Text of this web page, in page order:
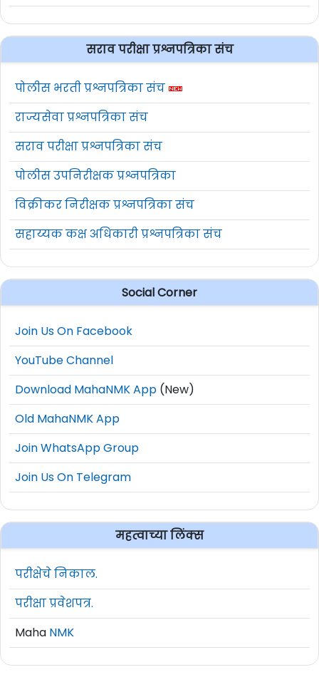
सराव परीक्षा प्रश्नपत्रिका संच
पोलीस भरती प्रश्नपत्रिका संच
राज्यसेवा प्रश्नपत्रिका संच
सराव परीक्षा प्रश्नपत्रिका संच
पोलीस उपनिरीक्षक प्रश्नपत्रिका
विक्रीकर निरीक्षक प्रश्नपत्रिका संच
सहाय्यक कक्ष अधिकारी प्रश्नपत्रिका संच
Social Corner
Join Us On Facebook
YouTube Channel
Download MahaNMK App (New)
Old MahaNMK App
Join WhatsApp Group
Join Us On Telegram
महत्वाच्या लिंक्स
परीक्षेचे निकाल.
परीक्षा प्रवेशपत्र.
Maha NMK